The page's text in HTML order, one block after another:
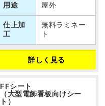
用途 屋外
仕上加
工
無料ラミネー
ト
詳しく見る
FFシート
（大型電飾看板向けシー
ト）